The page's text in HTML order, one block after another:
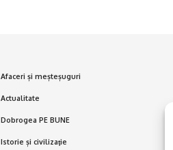
Afaceri și meșteșuguri
Actualitate
Dobrogea PE BUNE
Istorie și civilizaţie